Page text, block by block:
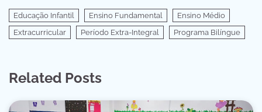
Educação Infantil Ensino Fundamental
Ensino Médio
Extracurricular
Período Extra-Integral Programa Bilíngue
Related Posts